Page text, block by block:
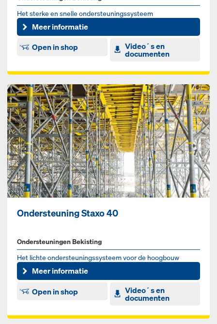
Het sterke en snelle ondersteuningssysteem
Meer informatie
Open in shop
Video´s en
documenten
Ondersteuning Staxo 40
Ondersteuningen Bekisting
Het lichte ondersteuningssysteem voor de hoogbouw
Meer informatie
Open in shop
Video´s en
documenten